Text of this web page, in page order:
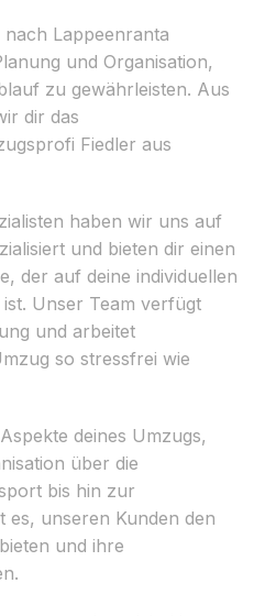
Lappeenranta
und Organisation,
zu gewährleisten. Aus
dir das
Fiedler aus
haben wir uns auf
und bieten dir einen
der auf deine individuellen
Unser Team verfügt
und arbeitet
so stressfrei wie
deines Umzugs,
über die
bis hin zur
es, unseren Kunden den
und ihre